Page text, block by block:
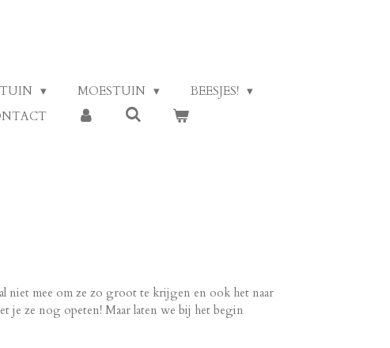
MOESTUIN
BEESJES!
niet mee om ze zo groot te krijgen en ook het naar
je ze nog opeten! Maar laten we bij het begin